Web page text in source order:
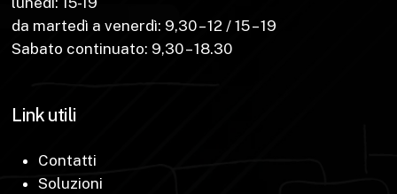
da martedì a venerdì: 9,30 – 12 / 15 – 19
Sabato continuato: 9,30 – 18.30
Link utili
Contatti
Soluzioni